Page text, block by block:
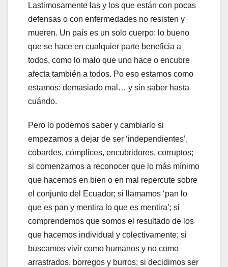
Lastimosamente las y los que están con pocas
defensas o con enfermedades no resisten y
mueren. Un país es un solo cuerpo: lo bueno
que se hace en cualquier parte beneficia a
todos, como lo malo que uno hace o encubre
afecta también a todos. Po eso estamos como
estamos: demasiado mal… y sin saber hasta
cuándo.
Pero lo podemos saber y cambiarlo si
empezamos a dejar de ser ‘independientes’,
cobardes, cómplices, encubridores, corruptos;
si comenzamos a reconocer que lo más mínimo
que hacemos en bien o en mal repercute sobre
el conjunto del Ecuador; si llamamos ‘pan lo
que es pan y mentira lo que es mentira’; si
comprendemos que somos el resultado de los
que hacemos individual y colectivamente; si
buscamos vivir como humanos y no como
arrastrados, borregos y burros; si decidimos ser